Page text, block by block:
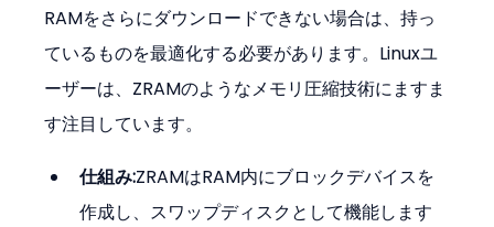
RAMをさらにダウンロードできない場合は、持っ
ているものを最適化する必要があります。Linuxユ
ーザーは、ZRAMのようなメモリ圧縮技術にますま
す注目しています。
仕組み:ZRAMはRAM内にブロックデバイスを
作成し、スワップディスクとして機能します